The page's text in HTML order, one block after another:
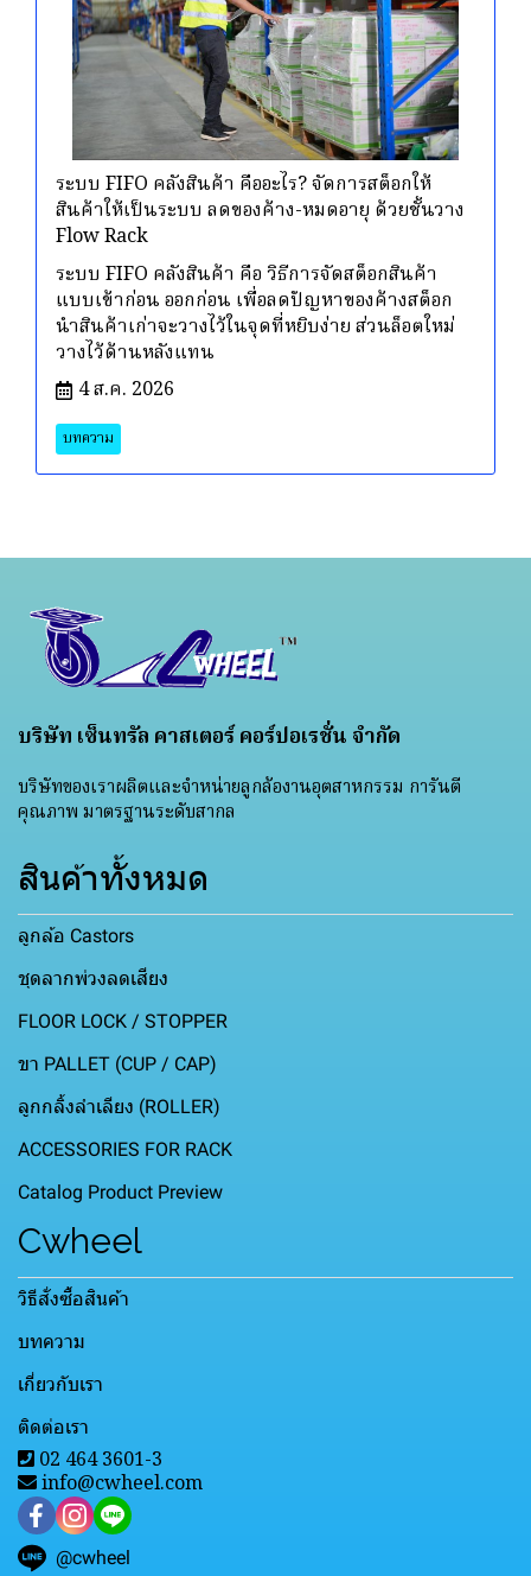
ระบบ FIFO คลังสินค้า คืออะไร? จัดการสต็อกให้
สินค้าให้เป็นระบบ ลดของค้าง-หมดอายุ ด้วยชั้นวาง
Flow Rack
ระบบ FIFO คลังสินค้า คือ วิธีการจัดสต็อกสินค้า
แบบเข้าก่อน ออกก่อน เพื่อลดปัญหาของค้างสต็อก
นำสินค้าเก่าจะวางไว้ในจุดที่หยิบง่าย ส่วนล็อตใหม่
วางไว้ด้านหลังแทน
4 ส.ค. 2026
บทความ
บริษัท เซ็นทรัล คาสเตอร์ คอร์ปอเรชั่น จำกัด
บริษัทของเราผลิตและจำหน่ายลูกล้องานอุตสาหกรรม การันตี
คุณภาพ มาตรฐานระดับสากล
สินค้าทั้งหมด
ลูกล้อ Castors
ชุดลากพ่วงลดเสียง
FLOOR LOCK / STOPPER
ขา PALLET (CUP / CAP)
ลูกกลิ้งลำเลียง (ROLLER)
ACCESSORIES FOR RACK
Catalog Product Preview
Cwheel
วิธีสั่งซื้อสินค้า
บทความ
เกี่ยวกับเรา
ติดต่อเรา
02 464 3601-3
info@cwheel.com
@cwheel